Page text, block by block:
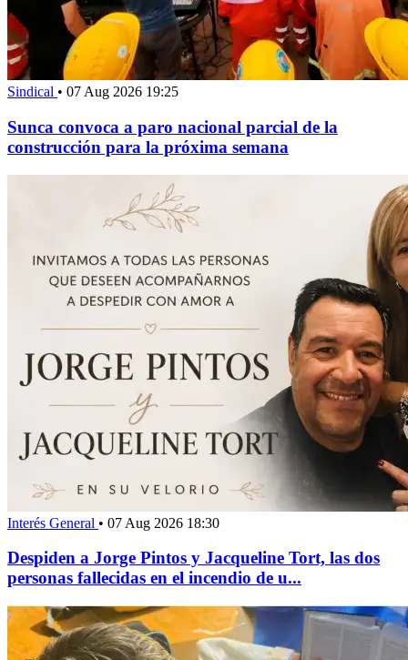
Sindical • 07 Aug 2026 19:25
Sunca convoca a paro nacional parcial de la
construcción para la próxima semana
Interés General • 07 Aug 2026 18:30
Despiden a Jorge Pintos y Jacqueline Tort, las dos
personas fallecidas en el incendio de u...